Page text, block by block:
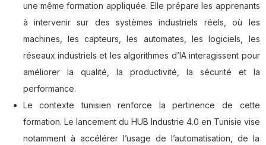
une même formation appliquée. Elle prépare les apprenants
à intervenir sur des systèmes industriels réels, où les
machines, les capteurs, les automates, les logiciels, les
réseaux industriels et les algorithmes d’IA interagissent pour
améliorer la qualité, la productivité, la sécurité et la
performance.
Le contexte tunisien renforce la pertinence de cette
formation. Le lancement du HUB Industrie 4.0 en Tunisie vise
notamment à accélérer l’usage de l’automatisation, de la